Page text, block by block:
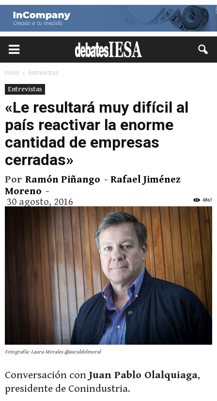
Inicio
Entrevistas
Entrevistas
«Le resultará muy difícil al
país reactivar la enorme
cantidad de empresas
cerradas»
Por Ramón Piñango - Rafael Jiménez
Moreno -
30 agosto, 2016
4867
Fotografía: Laura Morales @auraldelmoral
Conversación con Juan Pablo Olalquiaga,
presidente de Conindustria.